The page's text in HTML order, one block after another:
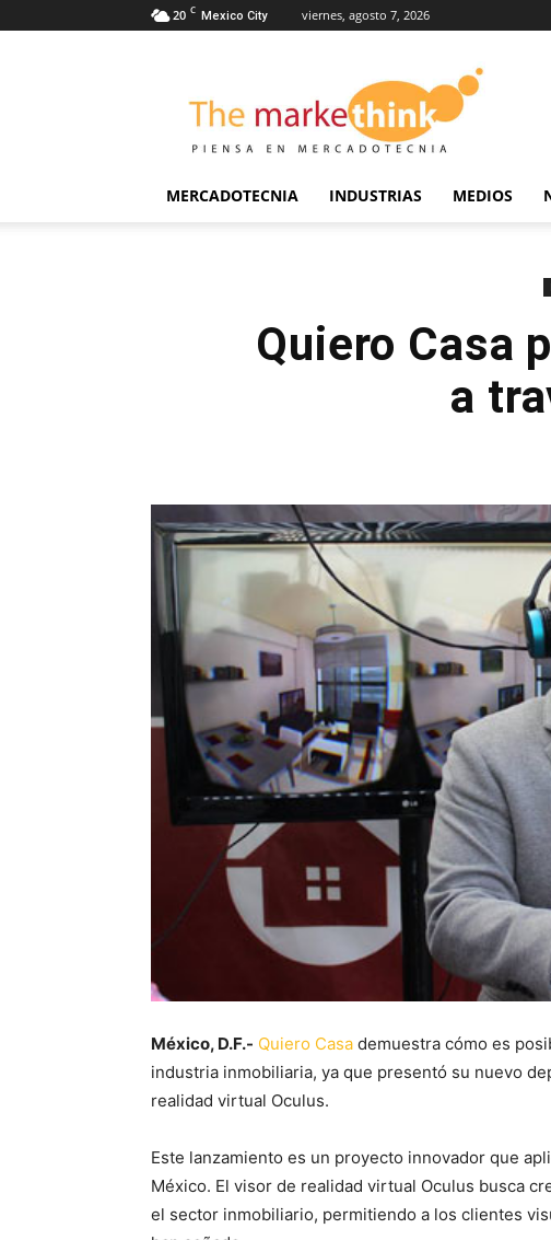
20 C Mexico City viernes, agosto 7, 2026
Markethink
MERCADOTECNIA INDUSTRIAS MEDIOS
Quiero Casa
a
México, D.F.- Quiero Casa demuestra cómo es
industria inmobiliaria, ya que presentó su nuevo
realidad virtual Oculus.
Este lanzamiento es un proyecto innovador que
México. El visor de realidad virtual Oculus busca
el sector inmobiliario, permitiendo a los clientes